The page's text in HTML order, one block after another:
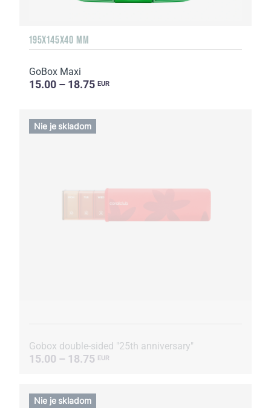
195X145X40 MM
GoBox Maxi
15.00 – 18.75 EUR
Gobox double-sided "25th anniversary"
15.00 – 18.75 EUR
Nie je skladom
Nie je skladom